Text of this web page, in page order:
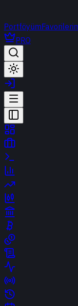
Portföyüm
PRO